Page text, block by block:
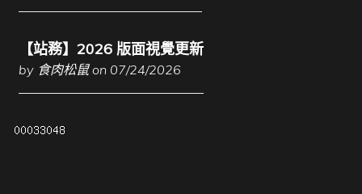
【站務】2026 版面視覺更新
by 食肉松鼠on 07/24/2026